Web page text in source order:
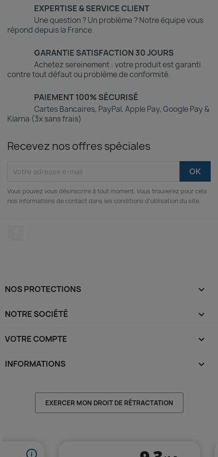
EXPERTISE & SERVICE CLIENT
Une question ? Un problème ? Notre équipe vous
répond depuis la France.
GARANTIE SATISFACTION 30 JOURS
Achetez sereinement : votre produit est garanti
contre tout défaut ou problème de conformité.
PAIEMENT 100% SÉCURISÉ
Cartes Bancaires, PayPal, Apple Pay, Google Pay &
Klarna (3x sans frais)
Recevez nos offres spéciales
Vous pouvez vous désinscrire à tout moment. Vous trouverez pour cela
nos informations de contact dans les conditions d'utilisation du site.
NOS PROTECTIONS 
NOTRE SOCIÉTÉ 
VOTRE COMPTE 
INFORMATIONS keyboard_arrow_down
EXERCER MON DROIT DE RÉTRACTATION